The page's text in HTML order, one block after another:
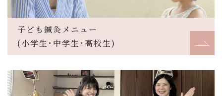
子ども鍼灸メニュー
(小学生･中学生･高校生)